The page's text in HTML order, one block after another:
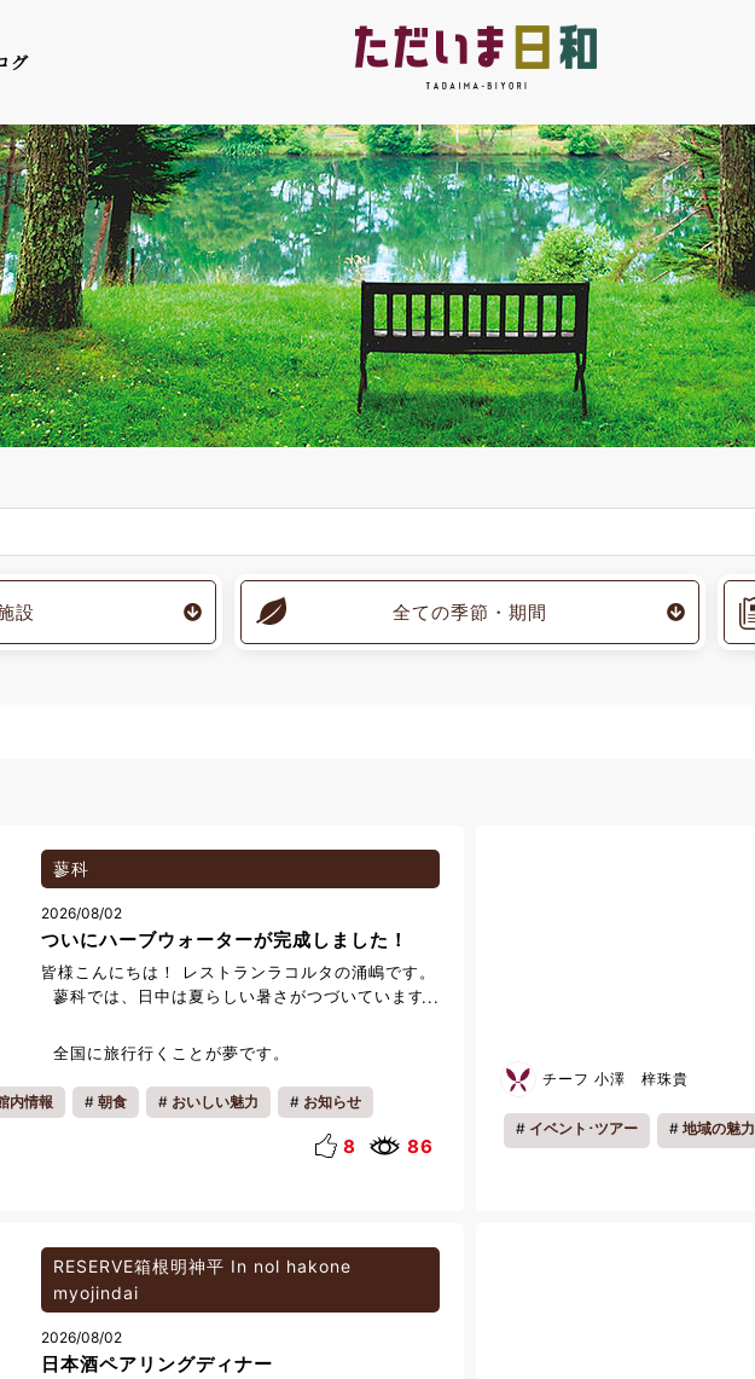
グ
設 全ての季節・期間
蓼科
2026/08/02
ついにハーブウォーターが完成しました！
皆様こんにちは！ レストランラコルタの涌嶋です。
蓼科では、日中は夏らしい暑さがつづいています
ついに、ラコルタテラスにて栽培しているハーブ
を使った“デトックスウォーター”が完成いたしまし
た！ レモングラス・ペパーミント・ローズマリー・
レモンを使用し、爽やかな香りとすっきりとした味
わいで暑い季節にぴったりの一杯に仕上がっていま
暑い季節のひと休みに、ぜひハーブウォーターで爽
やかなひとときをお過ごしくださいませ。 スタッフ
一同、皆様のお越しを心よりお待ちしております。
全国に旅行行くことが夢です。
内情報 朝食 おいしい魅力 お知らせ
8 86
チーフ 小澤 梓珠貴
イベント･ツアー 地域の魅力
RESERVE箱根明神平 In nol hakone
myojindai
2026/08/02
日本酒ペアリングディナー